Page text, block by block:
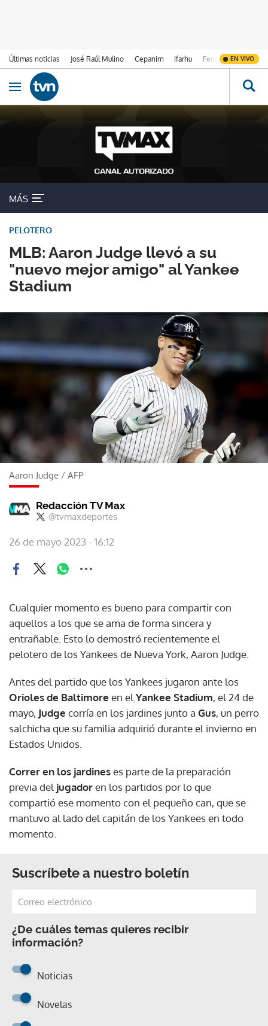
Últimas noticias José Raúl Mulino Cepanim Ifarhu Fenómeno de El
EN VIVO
Ir al contenido
Obrir navegació
MÁS
MLB: Aaron Judge llevó a su
"nuevo mejor amigo" al Yankee
Stadium
PELOTERO
Aaron Judge / AFP
Redacción TV Max
@tvmaxdeportes
26 de mayo 2023 - 16:12
Cualquier momento es bueno para compartir con
aquellos a los que se ama de forma sincera y
entrañable. Esto lo demostró recientemente el
pelotero de los Yankees de Nueva York, Aaron Judge.
Antes del partido que los Yankees jugaron ante los
Orioles de Baltimore en el Yankee Stadium, el 24 de
mayo, Judge corría en los jardines junto a Gus, un perro
salchicha que su familia adquirió durante el invierno en
Estados Unidos.
Correr en los jardineses parte de la preparación
previa del jugadoren los partidos por lo que
compartió ese momento con el pequeño can, que se
mantuvo al lado del capitán de los Yankees en todo
momento.
Suscríbete a nuestro boletín
¿De cuáles temas quieres recibir
información?
Noticias
Novelas